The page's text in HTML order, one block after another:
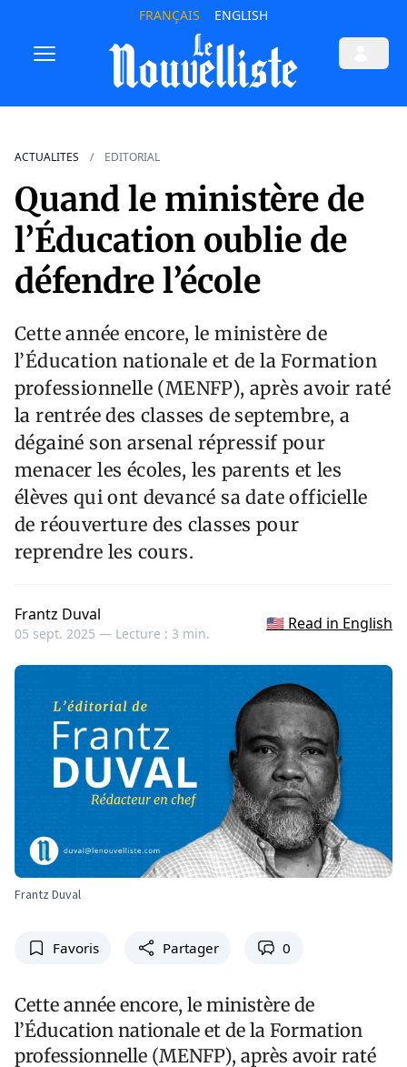
FRANÇAIS ENGLISH
ACTUALITES EDITORIAL
Quand le ministère de
l’Éducation oublie de
défendre l’école
Cette année encore, le ministère de
l’Éducation nationale et de la Formation
professionnelle (MENFP), après avoir raté
la rentrée des classes de septembre, a
dégainé son arsenal répressif pour
menacer les écoles, les parents et les
élèves qui ont devancé sa date officielle
de réouverture des classes pour
reprendre les cours.
Frantz Duval
05 sept. 2025 — Lecture : 3 min.
🇺🇸 Read in English
Frantz Duval
Favoris Partager 0
Cette année encore, le ministère de
l’Éducation nationale et de la Formation
professionnelle (MENFP), après avoir raté